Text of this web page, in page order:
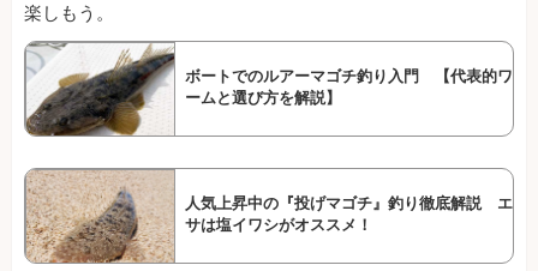
楽しもう。
ボートでのルアーマゴチ釣り入門 【代表的ワ
ームと選び方を解説】
人気上昇中の『投げマゴチ』釣り徹底解説 エ
サは塩イワシがオススメ！